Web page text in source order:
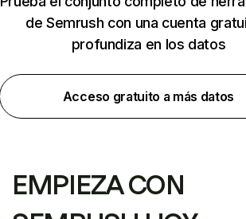
de Semrush con una cuenta
profundiza en los datos
Acceso gratuito a más datos
EMPIEZA CON